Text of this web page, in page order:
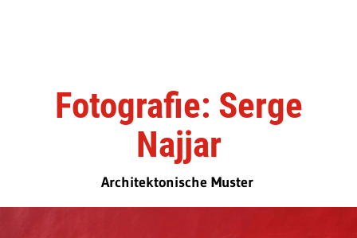
Fotografie: Serge
Najjar
Architektonische Muster